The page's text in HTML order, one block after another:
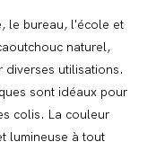
le bureau, l'école et
naturel,
diverses utilisations.
sont idéaux pour
colis. La couleur
lumineuse à tout